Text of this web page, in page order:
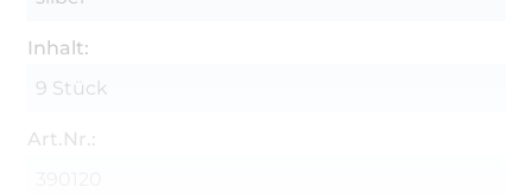
Inhalt:
9 Stück
Art.Nr.: